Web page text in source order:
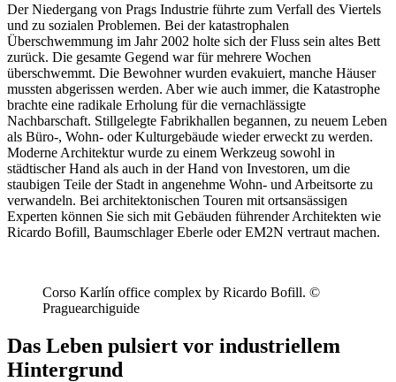
Der Niedergang von Prags Industrie führte zum Verfall des Viertels
und zu sozialen Problemen. Bei der katastrophalen
Überschwemmung im Jahr 2002 holte sich der Fluss sein altes Bett
zurück. Die gesamte Gegend war für mehrere Wochen
überschwemmt. Die Bewohner wurden evakuiert, manche Häuser
mussten abgerissen werden. Aber wie auch immer, die Katastrophe
brachte eine radikale Erholung für die vernachlässigte
Nachbarschaft. Stillgelegte Fabrikhallen begannen, zu neuem Leben
als Büro-, Wohn- oder Kulturgebäude wieder erweckt zu werden.
Moderne Architektur wurde zu einem Werkzeug sowohl in
städtischer Hand als auch in der Hand von Investoren, um die
staubigen Teile der Stadt in angenehme Wohn- und Arbeitsorte zu
verwandeln. Bei architektonischen Touren mit ortsansässigen
Experten können Sie sich mit Gebäuden führender Architekten wie
Ricardo Bofill, Baumschlager Eberle oder EM2N vertraut machen.
Corso Karlín office complex by Ricardo Bofill. ©
Praguearchiguide
Das Leben pulsiert vor industriellem
Hintergrund